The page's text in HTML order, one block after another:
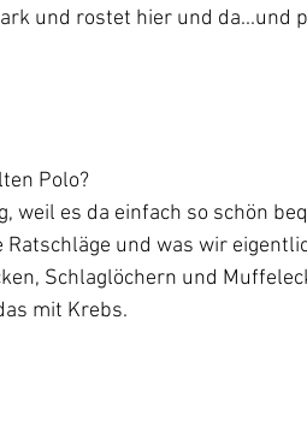
und rostet hier und da...und
Polo?
weil es da einfach so schön
Ratschläge und was wir
Schlaglöchern und
mit Krebs.